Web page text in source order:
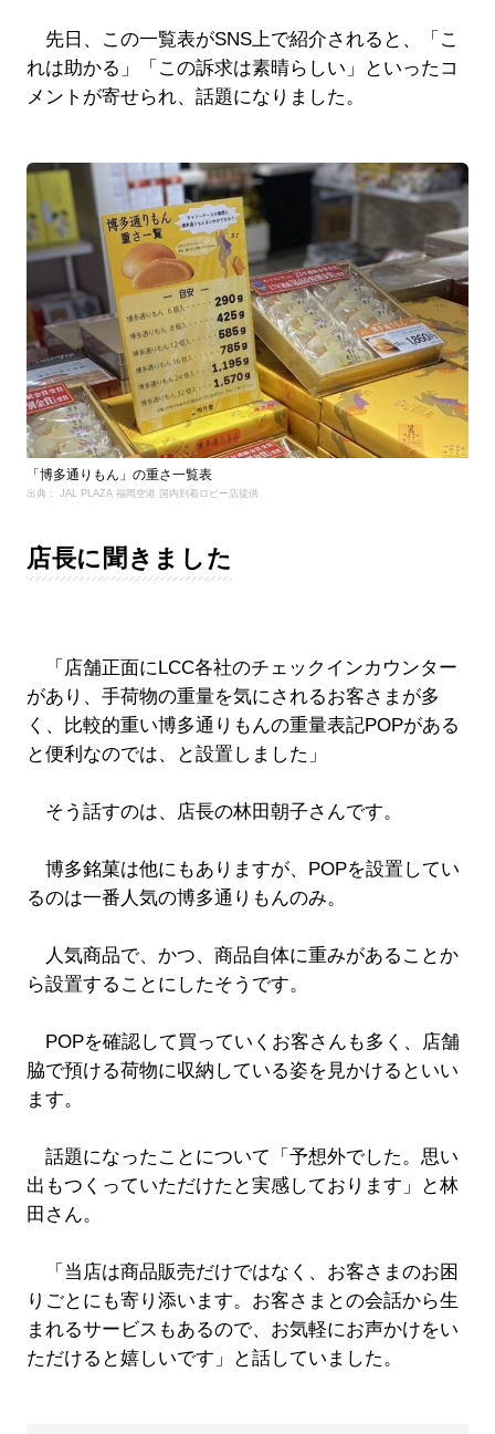
先日、この一覧表がSNS上で紹介されると、「こ
れは助かる」「この訴求は素晴らしい」といったコ
メントが寄せられ、話題になりました。
「博多通りもん」の重さ一覧表
出典： JAL PLAZA 福岡空港 国内到着ロビー店提供
店長に聞きました
「店舗正面にLCC各社のチェックインカウンター
があり、手荷物の重量を気にされるお客さまが多
く、比較的重い博多通りもんの重量表記POPがある
と便利なのでは、と設置しました」
そう話すのは、店長の林田朝子さんです。
博多銘菓は他にもありますが、POPを設置してい
るのは一番人気の博多通りもんのみ。
人気商品で、かつ、商品自体に重みがあることか
ら設置することにしたそうです。
POPを確認して買っていくお客さんも多く、店舗
脇で預ける荷物に収納している姿を見かけるといい
ます。
話題になったことについて「予想外でした。思い
出もつくっていただけたと実感しております」と林
田さん。
「当店は商品販売だけではなく、お客さまのお困
りごとにも寄り添います。お客さまとの会話から生
まれるサービスもあるので、お気軽にお声かけをい
ただけると嬉しいです」と話していました。